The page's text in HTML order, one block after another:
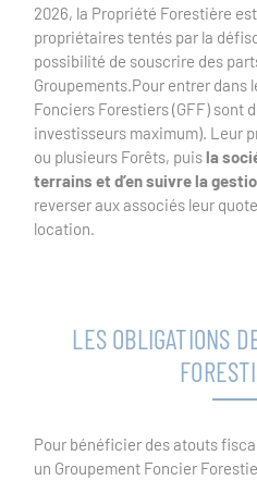
2026, la Propriété Forestière
propriétaires tentés par la
possibilité de souscrire des
Groupements.Pour entrer dans
Fonciers Forestiers (GFF) sont
investisseurs maximum). Leur
ou plusieurs Forêts, puisla
terrains et d’en suivre la
reverser aux associés leur
location.
LES OBLIGATIONS
Pour bénéficier des atouts
un Groupement Foncier